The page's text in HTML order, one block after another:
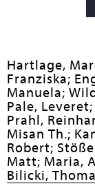
Hartlage,
Franziska;
Manuela;
Pale, Leveret;
Prahl,
Misan Th.;
Robert;
Matt; Maria,
Bilicki,